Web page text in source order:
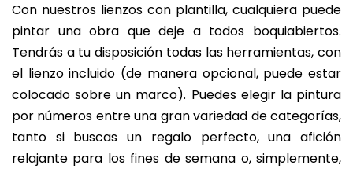
Con nuestros lienzos con plantilla, cualquiera puede
pintar una obra que deje a todos boquiabiertos.
Tendrás a tu disposición todas las herramientas, con
el lienzo incluido (de manera opcional, puede estar
colocado sobre un marco). Puedes elegir la pintura
por números entre una gran variedad de categorías,
tanto si buscas un regalo perfecto, una afición
relajante para los fines de semana o, simplemente,
producto
es
de
0,0
sobre
5
estrellas.